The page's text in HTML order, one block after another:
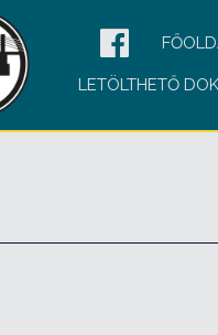
LETÖLTHETŐ